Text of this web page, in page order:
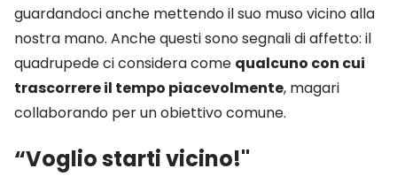
guardandoci anche mettendo il suo muso vicino alla
nostra mano. Anche questi sono segnali di affetto: il
quadrupede ci considera come qualcuno con cui
trascorrere il tempo piacevolmente, magari
collaborando per un obiettivo comune.
“Voglio starti vicino!"